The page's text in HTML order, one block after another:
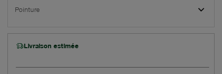
Pointure
Livraison estimée